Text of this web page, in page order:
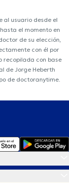
al usuario desde el
el momento en
de su elección,
con él por
recopilada con base
de Jorge Heberth
de doctoranytime.